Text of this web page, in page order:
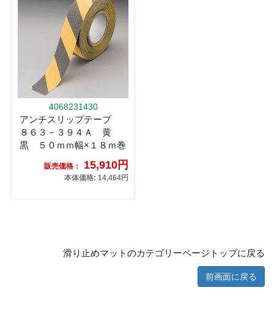
4068231430
アンチスリップテープ
８６３－３９４Ａ 黄
黒 ５０ｍｍ幅×１８ｍ巻
販売価格： 15,910円
本体価格: 14,464円
滑り止めマットのカテゴリーページトップに戻る
前画面に戻る